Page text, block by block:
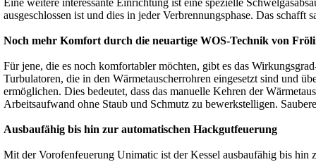
Eine weitere interessante Einrichtung ist eine spezielle
ausgeschlossen ist und dies in jeder Verbrennungsphase. Das
Noch mehr Komfort durch die neuartige WOS-Technik von
Für jene, die es noch komfortabler möchten, gibt es das
Turbulatoren, die in den Wärmetauscherrohren eingesetzt sind und
ermöglichen. Dies bedeutet, dass das manuelle Kehren der
Arbeitsaufwand ohne Staub und Schmutz zu bewerkstelligen.
Ausbaufähig bis hin zur automatischen Hackgutfeuerung
Mit der Vorofenfeuerung Unimatic ist der Kessel ausbaufähig bis hin